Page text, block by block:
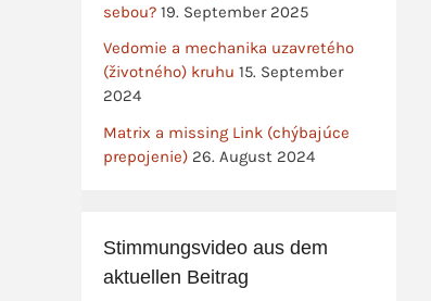
sebou? 19. September 2025
Vedomie a mechanika uzavretého
(životného) kruhu 15. September
2024
Matrix a missing Link (chýbajúce
prepojenie) 26. August 2024
Stimmungsvideo aus dem
aktuellen Beitrag